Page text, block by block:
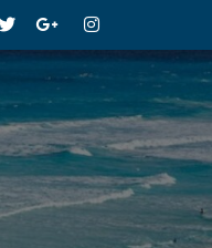
Google+Instagram